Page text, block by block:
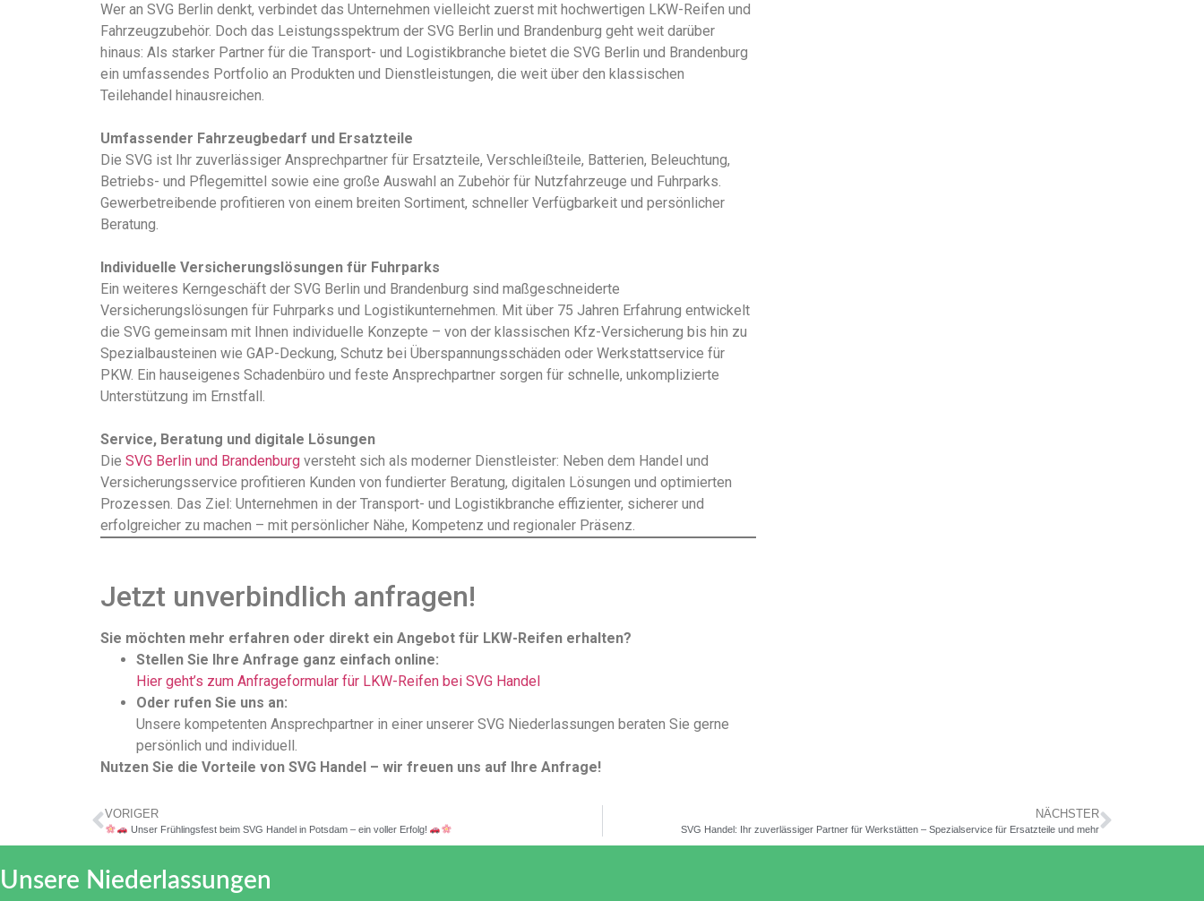
Wer an SVG Berlin denkt, verbindet das Unternehmen vielleicht zuerst mit hochwertigen LKW-Reifen und
Fahrzeugzubehör. Doch das Leistungsspektrum der SVG Berlin und Brandenburg geht weit darüber
hinaus: Als starker Partner für die Transport- und Logistikbranche bietet die SVG Berlin und Brandenburg
ein umfassendes Portfolio an Produkten und Dienstleistungen, die weit über den klassischen
Teilehandel hinausreichen.
Umfassender Fahrzeugbedarf und Ersatzteile
Die SVG ist Ihr zuverlässiger Ansprechpartner für Ersatzteile, Verschleißteile, Batterien, Beleuchtung,
Betriebs- und Pflegemittel sowie eine große Auswahl an Zubehör für Nutzfahrzeuge und Fuhrparks.
Gewerbetreibende profitieren von einem breiten Sortiment, schneller Verfügbarkeit und persönlicher
Beratung.
Individuelle Versicherungslösungen für Fuhrparks
Ein weiteres Kerngeschäft der SVG Berlin und Brandenburg sind maßgeschneiderte
Versicherungslösungen für Fuhrparks und Logistikunternehmen. Mit über 75 Jahren Erfahrung entwickelt
die SVG gemeinsam mit Ihnen individuelle Konzepte – von der klassischen Kfz-Versicherung bis hin zu
Spezialbausteinen wie GAP-Deckung, Schutz bei Überspannungsschäden oder Werkstattservice für
PKW. Ein hauseigenes Schadenbüro und feste Ansprechpartner sorgen für schnelle, unkomplizierte
Unterstützung im Ernstfall.
Service, Beratung und digitale Lösungen
Die SVG Berlin und Brandenburg versteht sich als moderner Dienstleister: Neben dem Handel und
Versicherungsservice profitieren Kunden von fundierter Beratung, digitalen Lösungen und optimierten
Prozessen. Das Ziel: Unternehmen in der Transport- und Logistikbranche effizienter, sicherer und
erfolgreicher zu machen – mit persönlicher Nähe, Kompetenz und regionaler Präsenz.
Jetzt unverbindlich anfragen!
Sie möchten mehr erfahren oder direkt ein Angebot für LKW-Reifen erhalten?
Stellen Sie Ihre Anfrage ganz einfach online:
Hier geht’s zum Anfrageformular für LKW-Reifen bei SVG Handel
Oder rufen Sie uns an:
Unsere kompetenten Ansprechpartner in einer unserer SVG Niederlassungen beraten Sie gerne
persönlich und individuell.
Nutzen Sie die Vorteile von SVG Handel – wir freuen uns auf Ihre Anfrage!
VORIGER
Unser Frühlingsfest beim SVG Handel in Potsdam – ein voller Erfolg!
NÄCHSTER
SVG Handel: Ihr zuverlässiger Partner für Werkstätten – Spezialservice für Ersatzteile und mehr
Unsere Niederlassungen